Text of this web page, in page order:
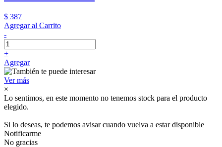
$ 387
Agregar al Carrito
-
+
Agregar
Ver más
×
Lo sentimos, en este momento no tenemos stock para el producto
elegido.
Si lo deseas, te podemos avisar cuando vuelva a estar disponible
Notificarme
No gracias